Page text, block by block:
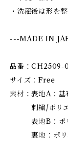
・洗濯後は形を
---MADE IN
品番：CH2509-
サイズ：Free
素材：表地A：
刺繍/ポリエ
表地B：ポリ
裏地：ポリ